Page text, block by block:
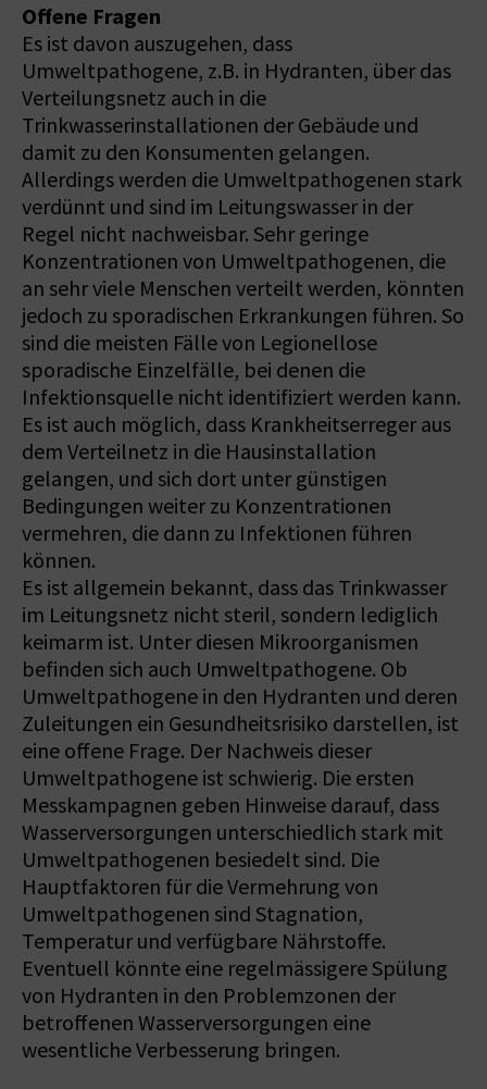
Offene Fragen
Es ist davon auszugehen, dass
Umweltpathogene, z.B. in Hydranten, über das
Verteilungsnetz auch in die
Trinkwasserinstallationen der Gebäude und
damit zu den Konsumenten gelangen.
Allerdings werden die Umweltpathogenen stark
verdünnt und sind im Leitungswasser in der
Regel nicht nachweisbar. Sehr geringe
Konzentrationen von Umweltpathogenen, die
an sehr viele Menschen verteilt werden, könnten
jedoch zu sporadischen Erkrankungen führen. So
sind die meisten Fälle von Legionellose
sporadische Einzelfälle, bei denen die
Infektionsquelle nicht identifiziert werden kann.
Es ist auch möglich, dass Krankheitserreger aus
dem Verteilnetz in die Hausinstallation
gelangen, und sich dort unter günstigen
Bedingungen weiter zu Konzentrationen
vermehren, die dann zu Infektionen führen
können.
Es ist allgemein bekannt, dass das Trinkwasser
im Leitungsnetz nicht steril, sondern lediglich
keimarm ist. Unter diesen Mikroorganismen
befinden sich auch Umweltpathogene. Ob
Umweltpathogene in den Hydranten und deren
Zuleitungen ein Gesundheitsrisiko darstellen, ist
eine offene Frage. Der Nachweis dieser
Umweltpathogene ist schwierig. Die ersten
Messkampagnen geben Hinweise darauf, dass
Wasserversorgungen unterschiedlich stark mit
Umweltpathogenen besiedelt sind. Die
Hauptfaktoren für die Vermehrung von
Umweltpathogenen sind Stagnation,
Temperatur und verfügbare Nährstoffe.
Eventuell könnte eine regelmässigere Spülung
von Hydranten in den Problemzonen der
betroffenen Wasserversorgungen eine
wesentliche Verbesserung bringen.